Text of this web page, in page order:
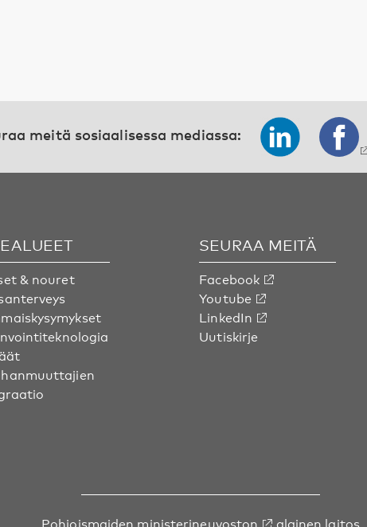
meitä sosiaalisessa mediassa:
& nouret
SEURAA MEITÄ
Facebook
Youtube
LinkedIn
Uutiskirje